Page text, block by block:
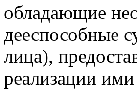
обладающие
дееспособные
лица),
реализации